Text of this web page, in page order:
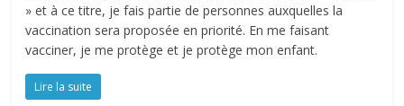
» et à ce titre, je fais partie de personnes auxquelles la
vaccination sera proposée en priorité. En me faisant
vacciner, je me protège et je protège mon enfant.
Lire la suite